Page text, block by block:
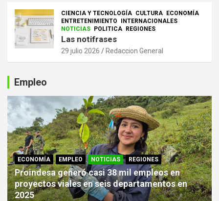
CIENCIA Y TECNOLOGÍA CULTURA ECONOMÍA
ENTRETENIMIENTO
INTERNACIONALES
NOTICIAS POLITICA REGIONES
Las notifrases
29 julio 2026 Redaccion General
Empleo
ECONOMÍA EMPLEO NOTICIAS REGIONES
Proindesa generó casi 38 mil empleos en
proyectos viales en seis departamentos en
2025